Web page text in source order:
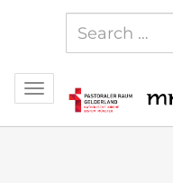
Navigation